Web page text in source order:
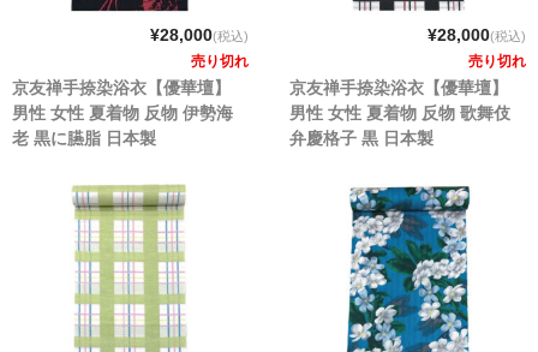
¥28,000(税込)
売り切れ
京友禅手捺染浴衣【優華壇】
男性 女性 夏着物 反物 伊勢海
老 黒に臙脂 日本製
¥28,000(税込)
売り切れ
京友禅手捺染浴衣【優華壇】
男性 女性 夏着物 反物 歌舞伎
弁慶格子 黒 日本製